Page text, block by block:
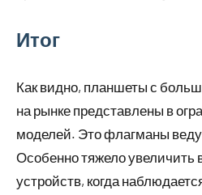
Итог
Как видно, планшеты с
на рынке представлены в
моделей. Это флагманы
Особенно тяжело увеличить
устройств, когда